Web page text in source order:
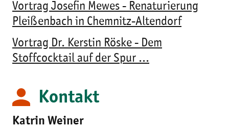
Vortrag Josefin Mewes - Renaturierung
Pleißenbach in Chemnitz-Altendorf
Vortrag Dr. Kerstin Röske - Dem
Stoffcocktail auf der Spur ...
Kontakt
Katrin Weiner